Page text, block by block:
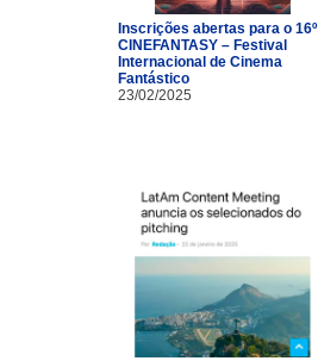
Inscrições abertas para o 16º
CINEFANTASY – Festival
Internacional de Cinema
Fantástico
23/02/2025